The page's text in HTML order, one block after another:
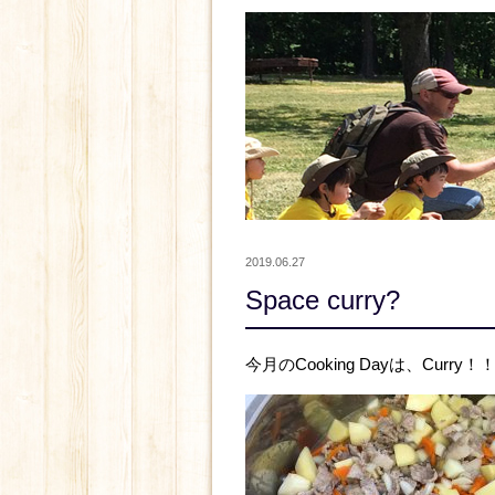
2019.06.27
Space curry?
今月のCooking Dayは、Curry！！